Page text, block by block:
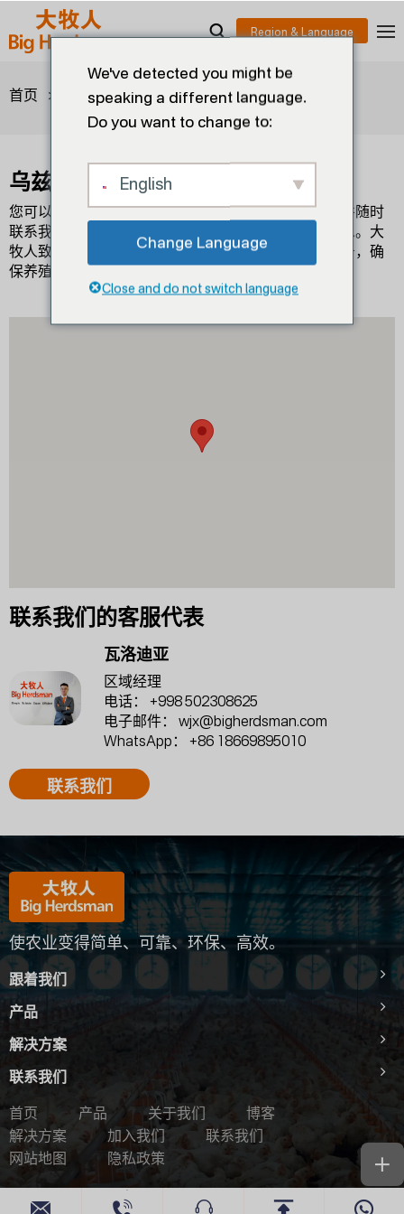
首页 > 经销商 > 乌兹别克斯坦
乌兹别克斯坦
您可以在这里找到您所在地区的销售代表和经销商，并随时
联系我们，获取更多关于产品、技术支持和服务的信息。大
牧人致力于为全球畜牧业提供卓越的产品和专业的服务，确
保养殖无忧，稳步增长。
联系我们的客服代表
瓦洛迪亚
区域经理
电话： +998 502308625
电子邮件： wjx@bigherdsman.com
WhatsApp： +86 18669895010
联系我们
使农业变得简单、可靠、环保、高效。
跟着我们
产品
解决方案
联系我们
首页
产品 关于我们
博客
解决方案
加入我们
联系我们
网站地图
隐私政策
We've detected you might be
speaking a different language.
Do you want to change to:
English
Change Language
Close and do not switch language